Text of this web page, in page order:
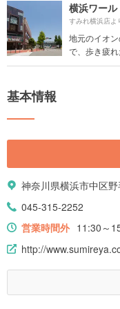
横浜ワー
すみれ横浜店よ
地元のイオ
で、歩き疲
基本情報
神奈川県横浜市中区
045-315-2252
営業時間外 11:30～
http://